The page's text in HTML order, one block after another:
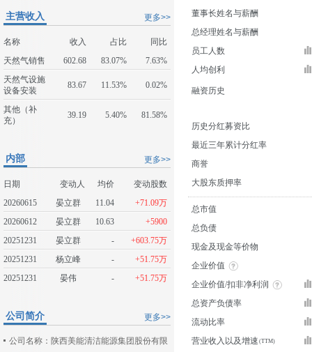
更多>>
主营收入
名称 收入 占比
同比
天然气销售
602.68 83.07%
7.63%
天然气设施
设备安装
83.67 11.53% 0.02%
其他（补
充）
39.19 5.40% 81.58%
更多>>
内部
日期 变动人 均价
变动股数
20260615
晏立群 11.04
+71.09万
20260612
晏立群 10.63
+5900
20251231
晏立群 -
+603.75万
20251231
杨立峰 -
+51.75万
20251231
晏伟 - +51.75万
更多>>
公司简介
公司名称：陕西美能清洁能源集团股份有限
董事长姓名与薪酬
总经理姓名与薪酬
员工人数
人均创利
融资历史
历史分红募资比
最近三年累计分红率
商誉
大股东质押率
总市值
总负债
现金及现金等价物
企业价值
企业价值/扣非净利润
总资产负债率
流动比率
营业收入以及增速